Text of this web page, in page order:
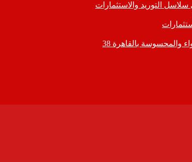
التوريد والاستثمارات
بالقاهرة 38